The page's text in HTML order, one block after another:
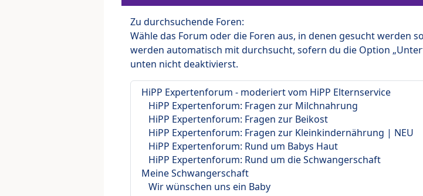
Zu durchsuchende Foren:
Wähle das Forum oder die Foren aus, in denen gesucht werden
werden automatisch mit durchsucht, sofern du die Option
unten nicht deaktivierst.